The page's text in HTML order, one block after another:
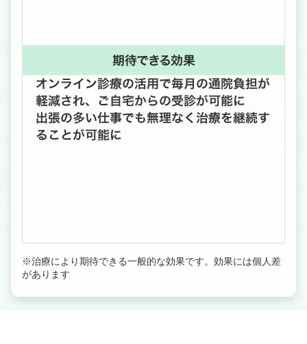
期待できる効果
オンライン診療の活用で毎月の通院負担が
軽減され、ご自宅からの受診が可能に
出張の多い仕事でも無理なく治療を継続す
ることが可能に
※治療により期待できる一般的な効果です。効果には個人差
があります